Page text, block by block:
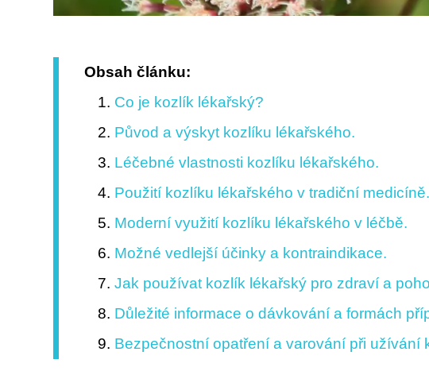
Obsah článku:
Co je kozlík lékařský?
Původ a výskyt kozlíku lékařského.
Léčebné vlastnosti kozlíku lékařského.
Použití kozlíku lékařského v tradiční medicíně.
Moderní využití kozlíku lékařského v léčbě.
Možné vedlejší účinky a kontraindikace.
Jak používat kozlík lékařský pro zdraví a
Důležité informace o dávkování a formách
Bezpečnostní opatření a varování při užívání